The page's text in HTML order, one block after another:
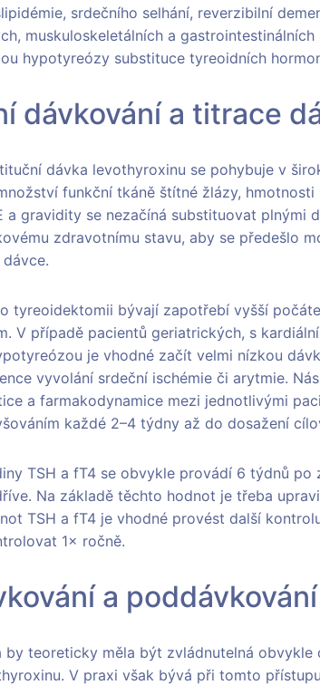
srdečního selhání, reverzibilní
muskuloskeletálních a
hypotyreózy substituce tyreoidních
dávkování a titrace
dávka levothyroxinu se pohybuje v
funkční tkáně štítné žlázy,
a gravidity se nezačíná substituovat plnými
zdravotnímu stavu, aby se předešlo
tyreoidektomii bývají zapotřebí vyšší
V případě pacientů geriatrických, s
je vhodné začít velmi nízkou
vyvolání srdeční ischémie či arytmie.
a farmakodynamice mezi jednotlivými
každé 2–4 týdny až do dosažení
TSH a fT4 se obvykle provádí 6 týdnů
Na základě těchto hodnot je třeba
TSH a fT4 je vhodné provést další
1× ročně.
a
by teoreticky měla být zvládnutelná
V praxi však bývá při tomto